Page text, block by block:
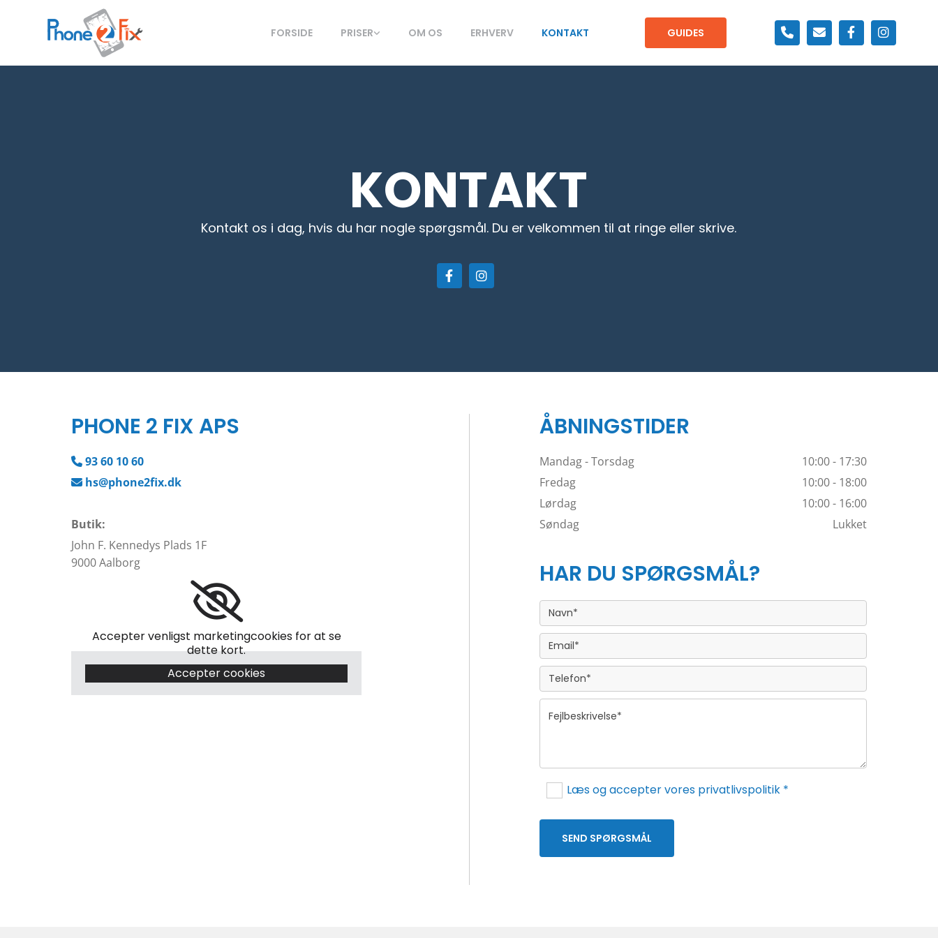
FORSIDE PRISER OM OS ERHVERV KONTAKT GUIDES
KONTAKT
Kontakt os i dag, hvis du har nogle spørgsmål. Du er velkommen til at ringe eller skrive.
PHONE 2 FIX APS
 93 60 10 60
 hs@phone2fix.dk
Butik:
John F. Kennedys Plads 1F
9000 Aalborg
Accepter venligst marketingcookies for at se
dette kort.
Accepter cookies
ÅBNINGSTIDER
Mandag - Torsdag
10:00 - 17:30
Fredag
10:00 - 18:00
Lørdag
10:00 - 16:00
Søndag
Lukket
HAR DU SPØRGSMÅL?
Læs og accepter vores privatlivspolitik *